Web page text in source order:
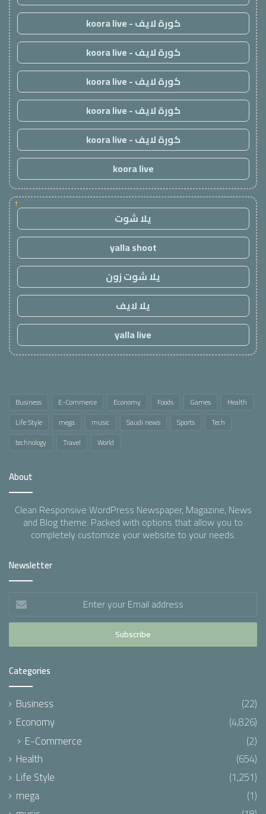
كورة لايف - koora live
كورة لايف - koora live
كورة لايف - koora live
كورة لايف - koora live
كورة لايف - koora live
koora live
!
يلا شوت
yalla shoot
يلا شوت زون
يلا لايف
yalla live
Business E-Commerce Economy Foods Games
Health
Life Style
mega music Saudi news Sports
Tech
technology
Travel World
About
Clean Responsive WordPress Newspaper, Magazine, News
and Blog theme. Packed with options that allow you to
completely customize your website to your needs.
Newsletter
Enter
your
Email
Categories
Business
(22)
Economy
(4,826)
E-Commerce (2)
Health
(654)
Life Style
(1,251)
mega
(1)